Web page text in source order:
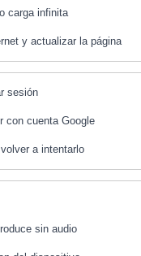
carga infinita
y actualizar la página
sesión
con cuenta Google
a intentarlo
sin audio